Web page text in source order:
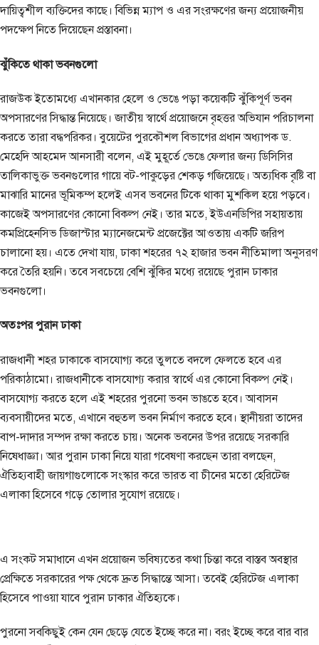
দায়িত্বশীল ব্যক্তিদের কাছে। বিভিন্ন ম্যাপ ও এর সংরক্ষণের জন্য প্রয়োজনীয়
পদক্ষেপ নিতে দিয়েছেন প্রস্তাবনা।
ঝুঁকিতে থাকা ভবনগুলো
রাজউক ইতোমধ্যে এখানকার হেলে ও ভেঙে পড়া কয়েকটি ঝুঁকিপূর্ণ ভবন
অপসারণের সিদ্ধান্ত নিয়েছে। জাতীয় স্বার্থে প্রয়োজনে বৃহত্তর অভিযান পরিচালনা
করতে তারা বদ্ধপরিকর। বুয়েটের পুরকৌশল বিভাগের প্রধান অধ্যাপক ড.
মেহেদি আহমেদ আনসারী বলেন, এই মুহূর্তে ভেঙে ফেলার জন্য ডিসিসির
তালিকাভুক্ত ভবনগুলোর গায়ে বট-পাকুড়ের শেকড় গজিয়েছে। অত্যধিক বৃষ্টি বা
মাঝারি মানের ভূমিকম্প হলেই এসব ভবনের টিকে থাকা মুশকিল হয়ে পড়বে।
কাজেই অপসারণের কোনো বিকল্প নেই। তার মতে, ইউএনডিপির সহায়তায়
কমপ্রিহেনসিভ ডিজাস্টার ম্যানেজমেন্ট প্রজেক্টের আওতায় একটি জরিপ
চালানো হয়। এতে দেখা যায়, ঢাকা শহরের ৭২ হাজার ভবন নীতিমালা অনুসরণ
করে তৈরি হয়নি। তবে সবচেয়ে বেশি ঝুঁকির মধ্যে রয়েছে পুরান ঢাকার
ভবনগুলো।
অতঃপর পুরান ঢাকা
রাজধানী শহর ঢাকাকে বাসযোগ্য করে তুলতে বদলে ফেলতে হবে এর
পরিকাঠামো। রাজধানীকে বাসযোগ্য করার স্বার্থে এর কোনো বিকল্প নেই।
বাসযোগ্য করতে হলে এই শহরের পুরনো ভবন ভাঙতে হবে। আবাসন
ব্যবসায়ীদের মতে, এখানে বহুতল ভবন নির্মাণ করতে হবে। স্থানীয়রা তাদের
বাপ-দাদার সম্পদ রক্ষা করতে চায়। অনেক ভবনের উপর রয়েছে সরকারি
নিষেধাজ্ঞা। আর পুরান ঢাকা নিয়ে যারা গবেষণা করছেন তারা বলছেন,
ঐতিহ্যবাহী জায়গাগুলোকে সংস্কার করে ভারত বা চীনের মতো হেরিটেজ
এলাকা হিসেবে গড়ে তোলার সুযোগ রয়েছে।
এ সংকট সমাধানে এখন প্রয়োজন ভবিষ্যতের কথা চিন্তা করে বাস্তব অবস্থার
প্রেক্ষিতে সরকারের পক্ষ থেকে দ্রুত সিদ্ধান্তে আসা। তবেই হেরিটেজ এলাকা
হিসেবে পাওয়া যাবে পুরান ঢাকার ঐতিহ্যকে।
পুরনো সবকিছুই কেন যেন ছেড়ে যেতে ইচ্ছে করে না। বরং ইচ্ছে করে বার বার